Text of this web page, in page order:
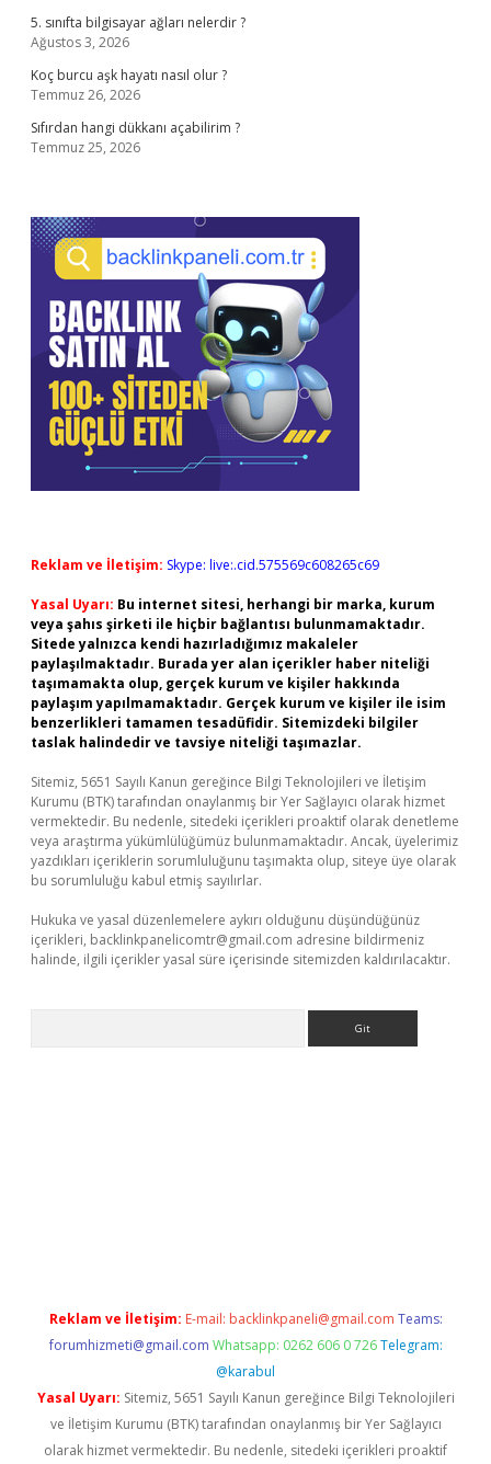
5. sınıfta bilgisayar ağları nelerdir ?
Ağustos 3, 2026
Koç burcu aşk hayatı nasıl olur ?
Temmuz 26, 2026
Sıfırdan hangi dükkanı açabilirim ?
Temmuz 25, 2026
Reklam ve İletişim: Skype: live:.cid.575569c608265c69
Yasal Uyarı: Bu internet sitesi, herhangi bir marka, kurum
veya şahıs şirketi ile hiçbir bağlantısı bulunmamaktadır.
Sitede yalnızca kendi hazırladığımız makaleler
paylaşılmaktadır. Burada yer alan içerikler haber niteliği
taşımamakta olup, gerçek kurum ve kişiler hakkında
paylaşım yapılmamaktadır. Gerçek kurum ve kişiler ile isim
benzerlikleri tamamen tesadüfidir. Sitemizdeki bilgiler
taslak halindedir ve tavsiye niteliği taşımazlar.
Sitemiz, 5651 Sayılı Kanun gereğince Bilgi Teknolojileri ve İletişim
Kurumu (BTK) tarafından onaylanmış bir Yer Sağlayıcı olarak hizmet
vermektedir. Bu nedenle, sitedeki içerikleri proaktif olarak denetleme
veya araştırma yükümlülüğümüz bulunmamaktadır. Ancak, üyelerimiz
yazdıkları içeriklerin sorumluluğunu taşımakta olup, siteye üye olarak
bu sorumluluğu kabul etmiş sayılırlar.
Hukuka ve yasal düzenlemelere aykırı olduğunu düşündüğünüz
içerikleri, backlinkpanelicomtr@gmail.com adresine bildirmeniz
halinde, ilgili içerikler yasal süre içerisinde sitemizden kaldırılacaktır.
Reklam ve İletişim: E-mail: backlinkpaneli@gmail.com Teams:
forumhizmeti@gmail.com Whatsapp: 0262 606 0 726 Telegram:
@karabul
Yasal Uyarı: Sitemiz, 5651 Sayılı Kanun gereğince Bilgi Teknolojileri
ve İletişim Kurumu (BTK) tarafından onaylanmış bir Yer Sağlayıcı
olarak hizmet vermektedir. Bu nedenle, sitedeki içerikleri proaktif